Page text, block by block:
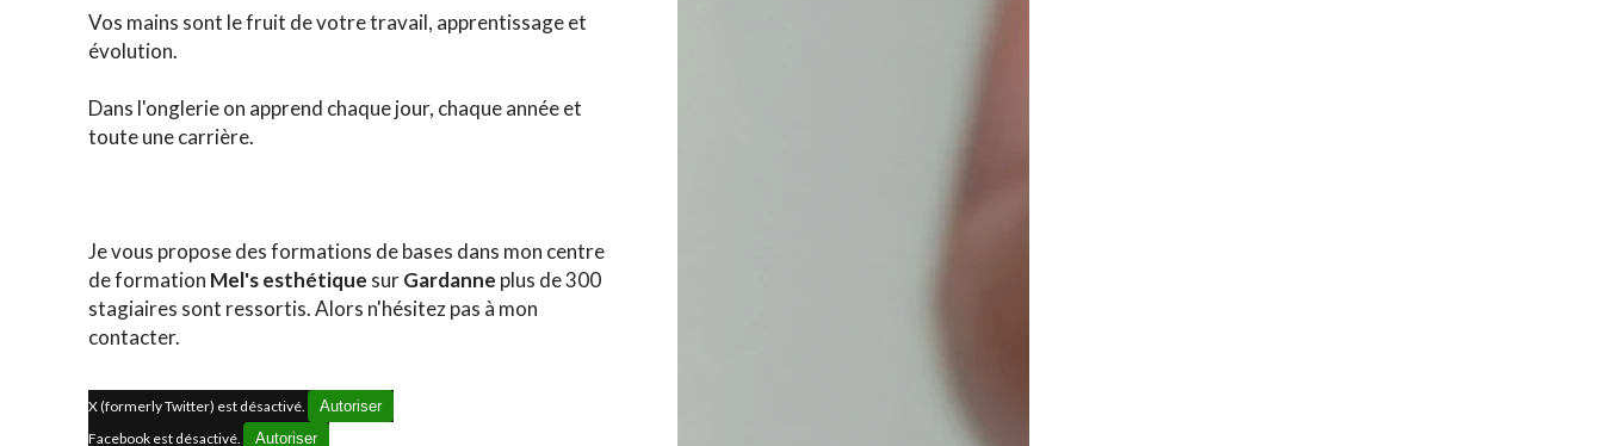
Vos mains sont le fruit de votre travail, apprentissage et
évolution.
Dans l'onglerie on apprend chaque jour, chaque année et
toute une carrière.
Je vous propose des formations de bases dans mon centre
de formation Mel's esthétique surGardanne plus de 300
stagiaires sont ressortis. Alors n'hésitez pas à mon
contacter.
X (formerly Twitter) est désactivé.
Autoriser
Facebook est désactivé.
Autoriser